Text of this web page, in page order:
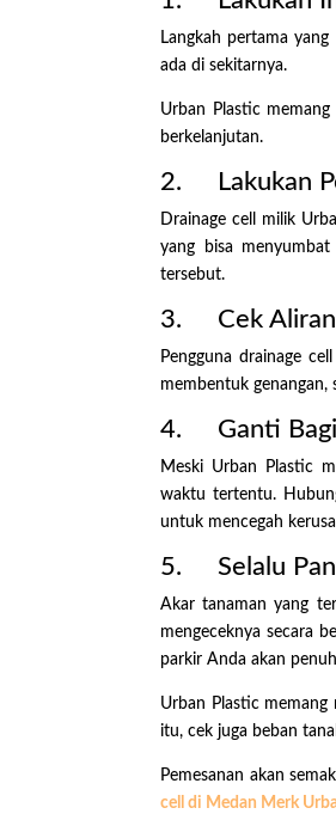
Langkah pertama
ada di sekitarnya.
Urban Plastic
berkelanjutan.
2. Lakukan
Drainage cell milik
yang bisa
tersebut.
3. Cek Aliran
Pengguna drainage
membentuk
4. Ganti
Meski Urban Plastic
waktu tertentu.
untuk mencegah
5. Selalu
Akar tanaman yang
mengeceknya secara
parkir Anda akan
Urban Plastic
itu, cek juga beban
Pemesanan akan
cell di Medan Merk